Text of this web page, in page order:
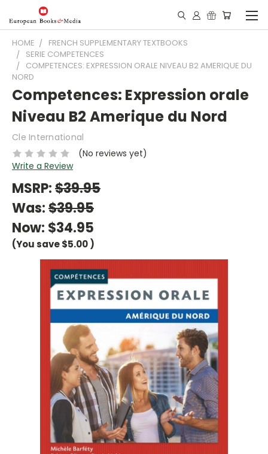
HOME
FRENCH SUPPLEMENTARY TEXTBOOKS
SERIE COMPETENCES
COMPETENCES: EXPRESSION ORALE NIVEAU B2 AMERIQUE DU
NORD
Competences: Expression orale
Niveau B2 Amerique du Nord
Cle International
(No reviews yet)
Write a Review
MSRP:$39.95
Was:$39.95
Now: $34.95
(You save$5.00)